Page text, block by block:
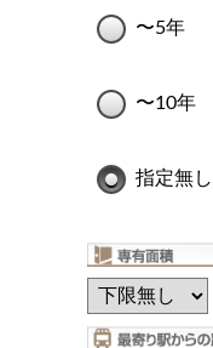
〜5年
〜10年
指定無し